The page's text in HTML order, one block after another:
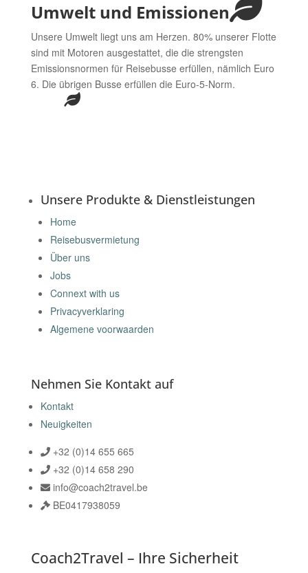
Umwelt und Emissionen
Unsere Umwelt liegt uns am Herzen. 80% unserer Flotte
sind mit Motoren ausgestattet, die die strengsten
Emissionsnormen für Reisebusse erfüllen, nämlich Euro
6. Die übrigen Busse erfüllen die Euro-5-Norm.
Unsere Produkte & Dienstleistungen
Home
Reisebusvermietung
Über uns
Jobs
Connext with us
Privacyverklaring
Algemene voorwaarden
Nehmen Sie Kontakt auf
Kontakt
Neuigkeiten
+32 (0)14 655 665
+32 (0)14 658 290
info@coach2travel.be
BE0417938059
Coach2Travel – Ihre Sicherheit